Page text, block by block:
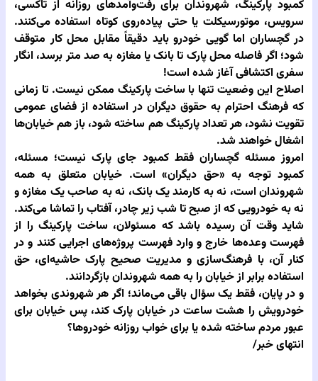
کمبود پارکینگ، شهروندان برای رفت‌وآمدهای روزانه از تاکسی،
سرویس، موتورسیکلت یا حتی پیاده‌روی کوتاه استفاده می‌کنند.
در گچساران اما گویی خودرو باید دقیقاً مقابل محل کار متوقف
شود؛ اگر فاصله محل پارک تا بانک یا مغازه به صد متر برسد، انگار
سفری اکتشافی آغاز شده است!
اصلاح این وضعیت تنها با ساخت پارکینگ ممکن نیست. تا زمانی
که فرهنگ احترام به حقوق دیگران در استفاده از فضای عمومی
تقویت نشود، هر تعداد پارکینگ هم ساخته شود، باز هم خیابان‌ها
اشغال خواهند شد.
امروز مسئله گچساران فقط کمبود جای پارک نیست؛ مسئله،
کمبود توجه به «حق دیگران» است. خیابان متعلق به همه
شهروندان است، نه به کارمند یک بانک، نه به صاحب یک مغازه و
نه به خودرویی که از صبح تا شب زیر چادر، آفتاب را تماشا می‌کند.
شاید وقت آن رسیده باشد که مسئولان، ساخت پارکینگ را از
فهرست وعده‌ها خارج و وارد فهرست پروژه‌های اجرایی کنند و در
کنار آن، با فرهنگ‌سازی و مدیریت صحیح پارک حاشیه‌ای، حق
استفاده برابر از خیابان را به همه شهروندان بازگردانند.
و در پایان، فقط یک سؤال باقی می‌ماند؛ اگر هر شهروندی بخواهد
خودرویش را هشت ساعت در خیابان پارک کند، پس خیابان برای
عبور مردم ساخته شده یا برای خواب روزانه خودروها؟
انتهای خبر/